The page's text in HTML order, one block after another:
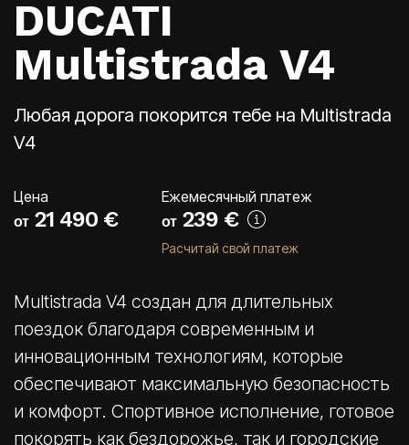
Салоны
ул. К. Улманя гатве, 96
CUPRA Garage un XPENG
CUPRA, SEAT, MG un mazlietoti auto
DUCATI
Multistrada V4
Любая дорога покорится тебе на Multistrada
V4
Цена
от21 490 €
Ежемесячный платеж
от 239 €
Расчитай свой платеж
Multistrada V4 создан для длительных
поездок благодаря современным и
инновационным технологиям, которые
обеспечивают максимальную безопасность
и комфорт. Спортивное исполнение, готовое
покорять как бездорожье, так и городские